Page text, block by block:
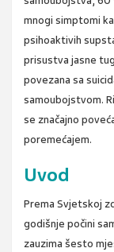
mnogi simptomi
psihoaktivih
prisustva jasne
povezana sa
samoubojstvom.
se značajno
poremećajem.
Uvod
Prema Svjetskoj
godišnje počini
zauzima šesto